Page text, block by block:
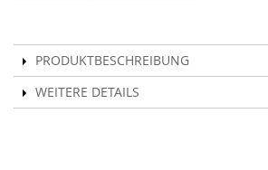
PRODUKTBESCHREIBUNG
WEITERE DETAILS